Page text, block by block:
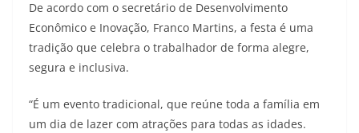
De acordo com o secretário de Desenvolvimento
Econômico e Inovação, Franco Martins, a festa é uma
tradição que celebra o trabalhador de forma alegre,
segura e inclusiva.
“É um evento tradicional, que reúne toda a família em
um dia de lazer com atrações para todas as idades.